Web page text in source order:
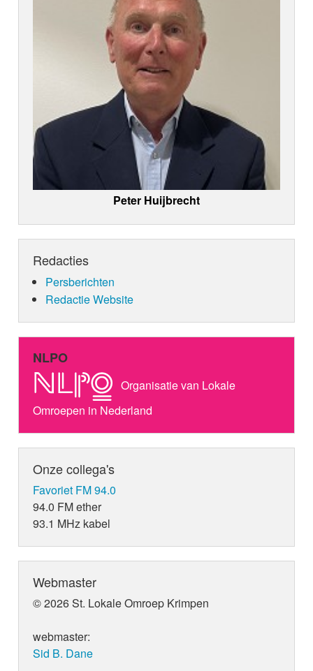
Peter Huijbrecht
Redacties
Persberichten
Redactie Website
NLPO
Organisatie van Lokale
Omroepen in Nederland
Onze collega's
Favoriet FM 94.0
94.0 FM ether
93.1 MHz kabel
Webmaster
© 2026 St. Lokale Omroep Krimpen
webmaster:
Sid B. Dane